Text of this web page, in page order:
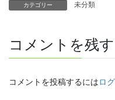
カテゴリー 未分類
コメントを残す
コメントを投稿するにはロ